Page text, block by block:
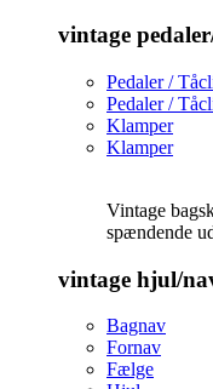
vintage
Pedaler /
Pedaler /
Klamper
Klamper
Vintage
spændende
vintage hjul/
Bagnav
Fornav
Fælge